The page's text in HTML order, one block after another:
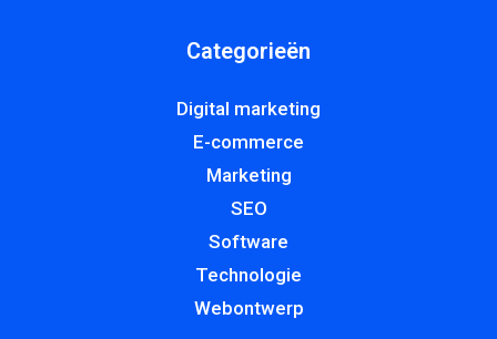
Categorieën
Digital marketing
E-commerce
Marketing
SEO
Software
Technologie
Webontwerp